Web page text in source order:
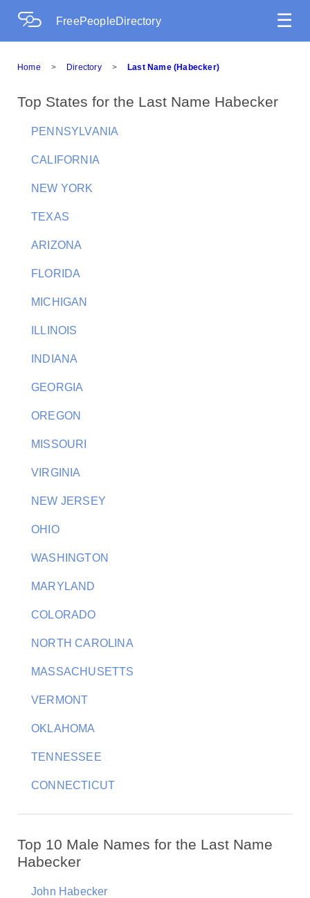
FreePeopleDirectory ☰
Home > Directory > Last Name (Habecker)
Top States for the Last Name Habecker
PENNSYLVANIA
CALIFORNIA
NEW YORK
TEXAS
ARIZONA
FLORIDA
MICHIGAN
ILLINOIS
INDIANA
GEORGIA
OREGON
MISSOURI
VIRGINIA
NEW JERSEY
OHIO
WASHINGTON
MARYLAND
COLORADO
NORTH CAROLINA
MASSACHUSETTS
VERMONT
OKLAHOMA
TENNESSEE
CONNECTICUT
Top 10 Male Names for the Last Name
Habecker
John Habecker